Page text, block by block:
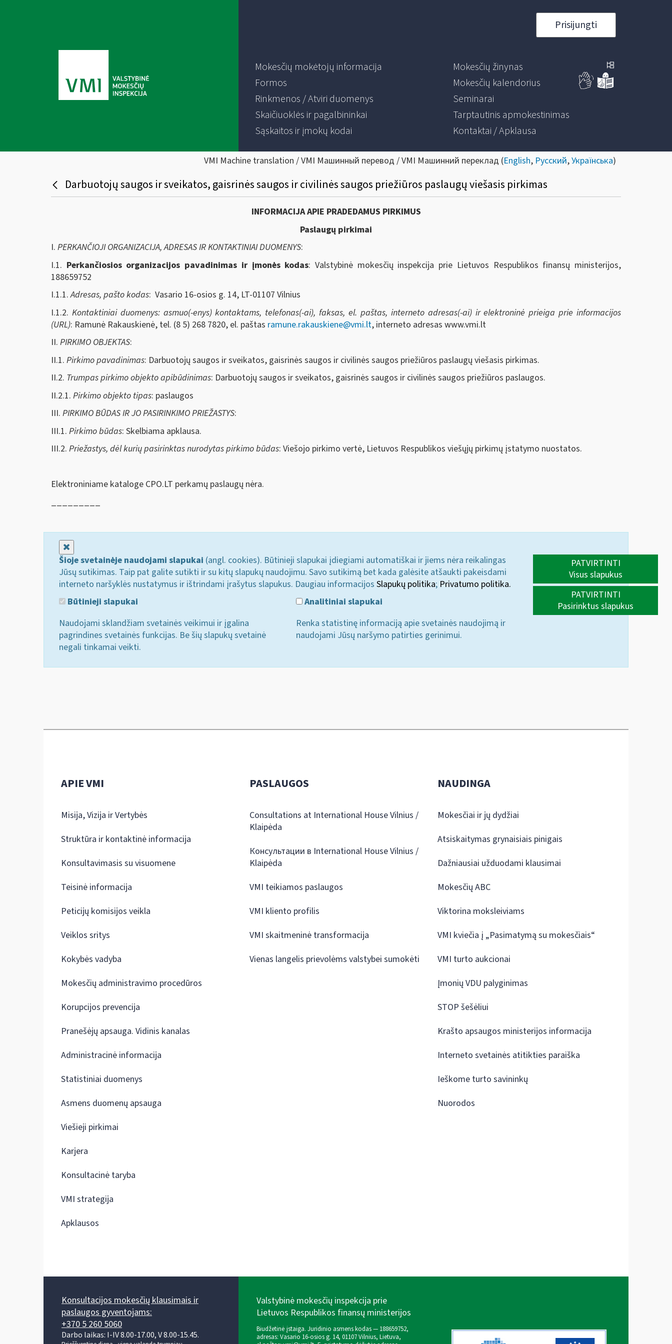
Prisijungti
Mokesčių mokėtojų informacija
Formos
Rinkmenos / Atviri duomenys
Skaičiuoklės ir pagalbininkai
Sąskaitos ir įmokų kodai
Mokesčių žinynas
Mokesčių kalendorius
Seminarai
Tarptautinis apmokestinimas
Kontaktai / Apklausa
VMI Machine translation / VMI Машинный перевод / VMI Машинний переклад (English, Русский,Українська)
Darbuotojų saugos ir sveikatos, gaisrinės saugos ir civilinės saugos priežiūros paslaugų viešasis pirkimas
INFORMACIJA APIE PRADEDAMUS PIRKIMUS
Paslaugų pirkimai
I. PERKANČIOJI ORGANIZACIJA, ADRESAS IR KONTAKTINIAI DUOMENYS:
I.1. Perkančiosios organizacijos pavadinimas ir įmonės kodas: Valstybinė mokesčių inspekcija prie Lietuvos Respublikos finansų ministerijos,
188659752
I.1.1.Adresas, pašto kodas: Vasario 16-osios g. 14, LT-01107 Vilnius
I.1.2. Kontaktiniai duomenys: asmuo(-enys) kontaktams, telefonas(-ai), faksas, el. paštas, interneto adresas(-ai) ir elektroninė prieiga prie informacijos
(URL): Ramunė Rakauskienė, tel. (8 5) 268 7820, el. paštas ramune.rakauskiene@vmi.lt, interneto adresas www.vmi.lt
II. PIRKIMO OBJEKTAS:
II.1. Pirkimo pavadinimas: Darbuotojų saugos ir sveikatos, gaisrinės saugos ir civilinės saugos priežiūros paslaugų viešasis pirkimas.
II.2. Trumpas pirkimo objekto apibūdinimas: Darbuotojų saugos ir sveikatos, gaisrinės saugos ir civilinės saugos priežiūros paslaugos.
II.2.1. Pirkimo objekto tipas: paslaugos
III. PIRKIMO BŪDAS IR JO PASIRINKIMO PRIEŽASTYS:
III.1. Pirkimo būdas: Skelbiama apklausa.
III.2. Priežastys, dėl kurių pasirinktas nurodytas pirkimo būdas: Viešojo pirkimo vertė, Lietuvos Respublikos viešųjų pirkimų įstatymo nuostatos.
Elektroniniame kataloge CPO.LT perkamų paslaugų nėra.
Šioje svetainėje naudojami slapukai (angl. cookies). Būtinieji slapukai įdiegiami automatiškai ir jiems nėra reikalingas
Jūsų sutikimas. Taip pat galite sutikti ir su kitų slapukų naudojimu. Savo sutikimą bet kada galėsite atšaukti pakeisdami
interneto naršyklės nustatymus ir ištrindami įrašytus slapukus. Daugiau informacijos Slapukų politika; Privatumo politika.
Būtinieji slapukai
Naudojami sklandžiam svetainės veikimui ir įgalina
pagrindines svetainės funkcijas. Be šių slapukų svetainė
negali tinkamai veikti.
Analitiniai slapukai
Renka statistinę informaciją apie svetainės naudojimą ir
naudojami Jūsų naršymo patirties gerinimui.
PATVIRTINTI
Visus slapukus
PATVIRTINTI
Pasirinktus slapukus
APIE VMI
Misija, Vizija ir Vertybės
Struktūra ir kontaktinė informacija
Konsultavimasis su visuomene
Teisinė informacija
Peticijų komisijos veikla
Veiklos sritys
Kokybės vadyba
Mokesčių administravimo procedūros
Korupcijos prevencija
Pranešėjų apsauga. Vidinis kanalas
Administracinė informacija
Statistiniai duomenys
Asmens duomenų apsauga
Viešieji pirkimai
Karjera
Konsultacinė taryba
VMI strategija
Apklausos
PASLAUGOS
Consultations at International House Vilnius /
Klaipėda
Консультации в International House Vilnius /
Klaipėda
VMI teikiamos paslaugos
VMI kliento profilis
VMI skaitmeninė transformacija
Vienas langelis prievolėms valstybei sumokėti
NAUDINGA
Mokesčiai ir jų dydžiai
Atsiskaitymas grynaisiais pinigais
Dažniausiai užduodami klausimai
Mokesčių ABC
Viktorina moksleiviams
VMI kviečia į „Pasimatymą su mokesčiais“
VMI turto aukcionai
Įmonių VDU palyginimas
STOP šešėliui
Krašto apsaugos ministerijos informacija
Interneto svetainės atitikties paraiška
Ieškome turto savininkų
Nuorodos
Konsultacijos mokesčių klausimais ir
paslaugos gyventojams:
+370 5 260 5060
Darbo laikas: I-IV 8.00-17.00, V 8.00-15.45.
Valstybinė mokesčių inspekcija prie
Lietuvos Respublikos finansų ministerijos
Biudžetinė įstaiga. Juridinio asmens kodas — 188659752,
adresas: Vasario 16-osios g. 14, 01107 Vilnius, Lietuva,